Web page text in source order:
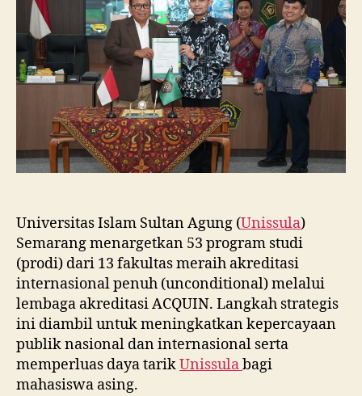
Prodi
Raih
Akreditasi
Internasional
ACQUIN
Lewat
Jalur
Track
Universitas Islam Sultan Agung (Unissula)
Semarang menargetkan 53 program studi
(prodi) dari 13 fakultas meraih akreditasi
internasional penuh (unconditional) melalui
lembaga akreditasi ACQUIN. Langkah strategis
ini diambil untuk meningkatkan kepercayaan
publik nasional dan internasional serta
memperluas daya tarikUnissulabagi
mahasiswa asing.